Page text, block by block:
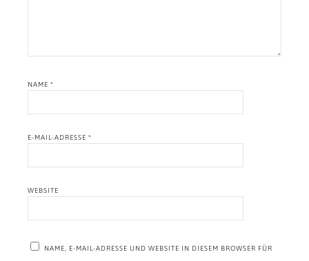
NAME *
E-MAIL-ADRESSE *
WEBSITE
NAME, E-MAIL-ADRESSE UND WEBSITE IN DIESEM BROWSER FÜR